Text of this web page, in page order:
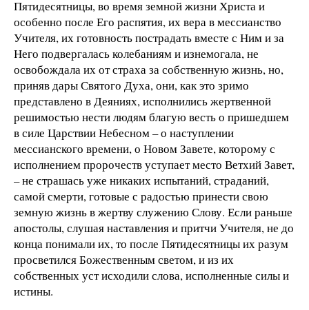
Пятидесятницы, во время земной жизни Христа и
особенно после Его распятия, их вера в мессианство
Учителя, их готовность пострадать вместе с Ним и за
Него подвергалась колебаниям и изнемогала, не
освобождала их от страха за собственную жизнь, но,
приняв дары Святого Духа, они, как это зримо
представлено в Деяниях, исполнились жертвенной
решимостью нести людям благую весть о пришедшем
в силе Царствии Небесном – о наступлении
мессианского времени, о Новом Завете, которому с
исполнением пророчеств уступает место Ветхий Завет,
– не страшась уже никаких испытаний, страданий,
самой смерти, готовые с радостью принести свою
земную жизнь в жертву служению Слову. Если раньше
апостолы, слушая наставления и притчи Учителя, не до
конца понимали их, то после Пятидесятницы их разум
просветился Божественным светом, и из их
собственных уст исходили слова, исполненные силы и
истины.